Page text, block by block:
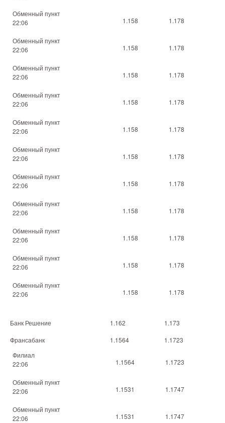
Обменный пункт
22:06
1.158 1.178
Обменный пункт
22:06
1.158 1.178
Обменный пункт
22:06
1.158 1.178
Обменный пункт
22:06
1.158 1.178
Обменный пункт
22:06
1.158 1.178
Обменный пункт
22:06
1.158 1.178
Обменный пункт
22:06
1.158 1.178
Обменный пункт
22:06
1.158 1.178
Обменный пункт
22:06
1.158 1.178
Обменный пункт
22:06
1.158 1.178
Обменный пункт
22:06
1.158 1.178
Банк Решение 1.162
1.173
Франсабанк
1.1564
1.1723
Филиал
22:06
1.1564 1.1723
Обменный пункт
22:06
1.1531 1.1747
Обменный пункт
22:06
1.1531 1.1747